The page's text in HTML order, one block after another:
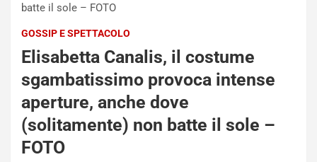
batte il sole – FOTO
GOSSIP E SPETTACOLO
Elisabetta Canalis, il costume
sgambatissimo provoca intense
aperture, anche dove
(solitamente) non batte il sole –
FOTO